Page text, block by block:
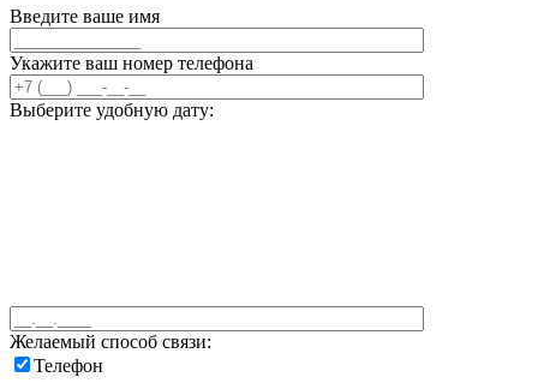
Введите ваше имя
Укажите ваш номер телефона
Выберите удобную дату:
Желаемый способ связи:
Телефон